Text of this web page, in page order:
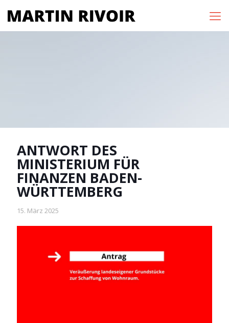
ANTWORT DES
MINISTERIUM FÜR
FINANZEN BADEN-
WÜRTTEMBERG
15. März 2025